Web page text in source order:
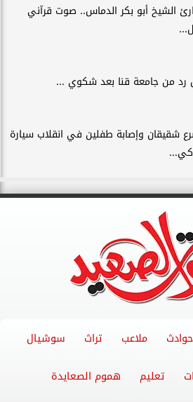
الشيخ أبو بكر الدماس.. صوت قرآني
رد من جامعة قنا بعد شكوي ...
شقيقان وإصابة طفلين في انقلاب سيارة
حوادث ملاعب تراث سوشيال
تعليم هموم الصعايدة